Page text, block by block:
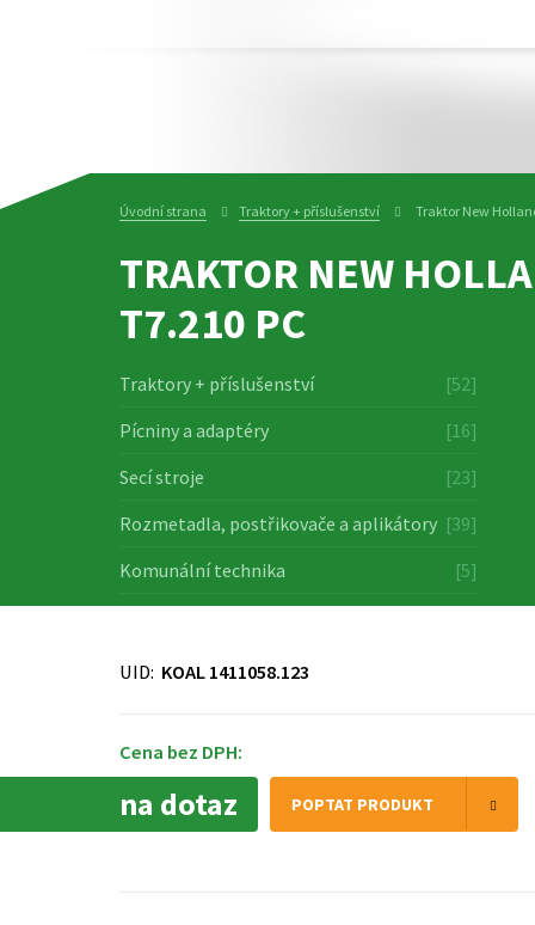
Úvodní strana Traktory + příslušenství Traktor New
TRAKTOR NEW
T7.210 PC
Traktory + příslušenství
[52]
Pícniny a adaptéry
[16]
Secí stroje
[23]
Rozmetadla, postřikovače a aplikátory [39]
Komunální technika
[5]
UID: KOAL 1411058.123
Cena bez DPH:
na dotaz POPTAT PRODUKT